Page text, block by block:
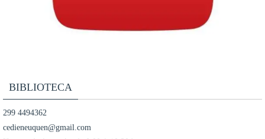
BIBLIOTECA
299 4494362
cedieneuquen@gmail.com